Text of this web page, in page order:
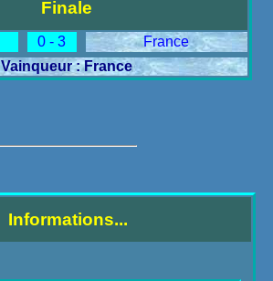
Finale
0 - 3
France
Vainqueur : France
Informations...